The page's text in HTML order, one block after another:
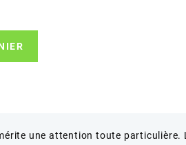
une attention toute particulière.